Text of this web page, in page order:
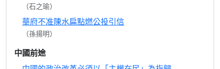
（石之瑜）
華府不准陳水扁點燃公投引信
（孫揚明）
中國前途